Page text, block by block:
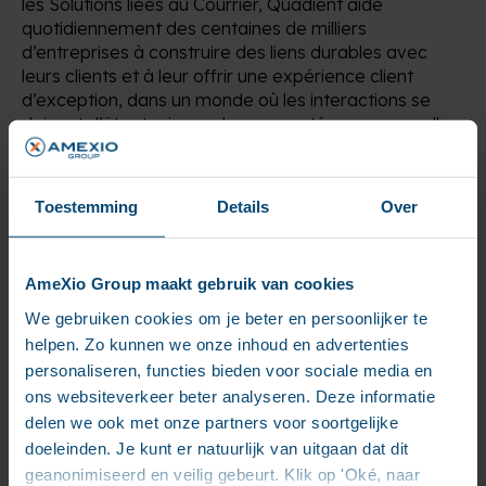
Toestemming Details Over
AmeXio Group maakt gebruik van cookies
We gebruiken cookies om je beter en persoonlijker te
helpen. Zo kunnen we onze inhoud en advertenties
personaliseren, functies bieden voor sociale media en
ons websiteverkeer beter analyseren. Deze informatie
delen we ook met onze partners voor soortgelijke
doeleinden. Je kunt er natuurlijk van uitgaan dat dit
geanonimiseerd en veilig gebeurt. Klik op 'Oké, naar
les Solutions liées au Courrier, Quadient aide
quotidiennement des centaines de milliers
d’entreprises à construire des liens durables avec
leurs clients et à leur offrir une expérience client
d’exception, dans un monde où les interactions se
doivent d’être toujours plus connectées, personnelles
et mobiles. Quadient est cotée sur le compartiment B
d’Euronext Paris (QDT) et fait partie des indices CAC®
Mid & Small et EnterNext® Tech 40.
Pour plus d’informations sur Quadient, rendez-vous
Sophie Renard
sophie.renard@lasuiteandco.com
+33 (0)6 82 80 61 97